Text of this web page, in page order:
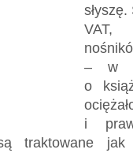
VAT,
– w
o
i
traktowane